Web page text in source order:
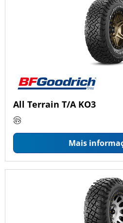
All Terrain T/A KO3
Mais